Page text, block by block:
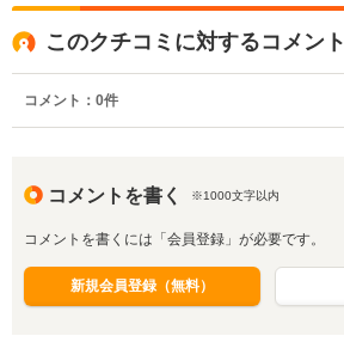
このクチコミに対するコメント
コメント： 0件
コメントを書く ※1000文字以内
コメントを書くには「会員登録」が必要です。
新規会員登録（無料）